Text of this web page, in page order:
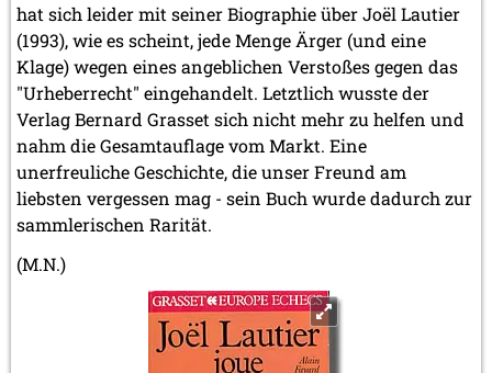
hat sich leider mit seiner Biographie über Joël Lautier
(1993), wie es scheint, jede Menge Ärger (und eine
Klage) wegen eines angeblichen Verstoßes gegen das
"Urheberrecht" eingehandelt. Letztlich wusste der
Verlag Bernard Grasset sich nicht mehr zu helfen und
nahm die Gesamtauflage vom Markt. Eine
unerfreuliche Geschichte, die unser Freund am
liebsten vergessen mag - sein Buch wurde dadurch zur
sammlerischen Rarität.
(M.N.)